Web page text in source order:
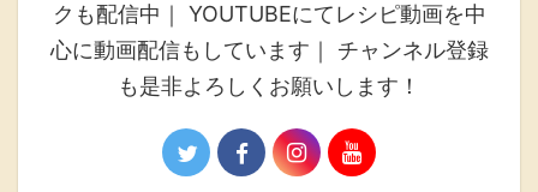
クも配信中｜ YOUTUBEにてレシピ動画を中
心に動画配信もしています｜ チャンネル登録
も是非よろしくお願いします！